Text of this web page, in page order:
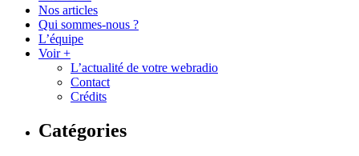
Nos articles
Qui sommes-nous ?
L’équipe
Voir +
L’actualité de votre webradio
Contact
Crédits
Catégories